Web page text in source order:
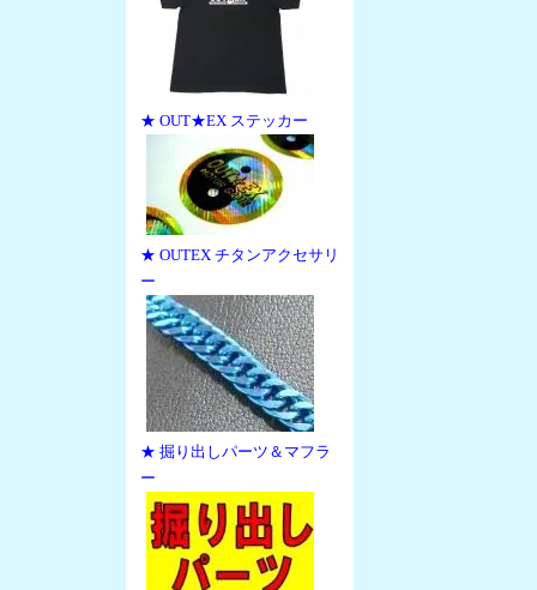
★ OUT★EX ステッカー
★ OUTEX チタンアクセサリ
ー
★ 掘り出しパーツ＆マフラ
ー